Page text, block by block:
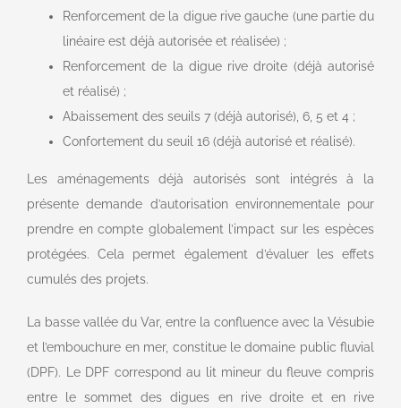
Renforcement de la digue rive gauche (une partie du
linéaire est déjà autorisée et réalisée) ;
Renforcement de la digue rive droite (déjà autorisé
et réalisé) ;
Abaissement des seuils 7 (déjà autorisé), 6, 5 et 4 ;
Confortement du seuil 16 (déjà autorisé et réalisé).
Les aménagements déjà autorisés sont intégrés à la
présente demande d’autorisation environnementale pour
prendre en compte globalement l’impact sur les espèces
protégées. Cela permet également d’évaluer les effets
cumulés des projets.
La basse vallée du Var, entre la confluence avec la Vésubie
et l’embouchure en mer, constitue le domaine public fluvial
(DPF). Le DPF correspond au lit mineur du fleuve compris
entre le sommet des digues en rive droite et en rive